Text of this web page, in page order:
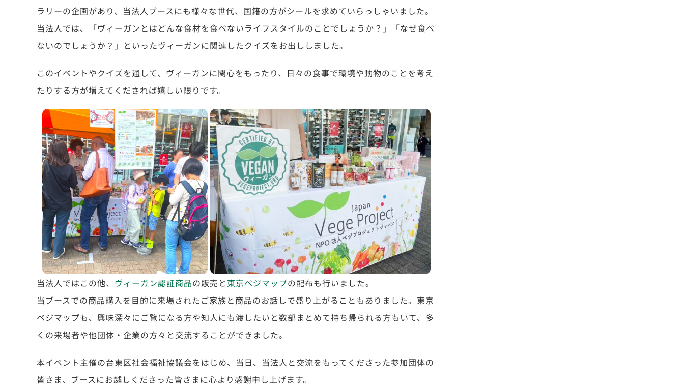
ラリーの企画があり、当法人ブースにも様々な世代、国籍の方がシールを求めていらっしゃいました。
当法人では、「ヴィーガンとはどんな食材を食べないライフスタイルのことでしょうか？」「なぜ食べ
ないのでしょうか？」といったヴィーガンに関連したクイズをお出ししました。
このイベントやクイズを通して、ヴィーガンに関心をもったり、日々の食事で環境や動物のことを考え
たりする方が増えてくだされば嬉しい限りです。
当法人ではこの他、 ヴィーガン認証商品の販売と東京ベジマップの配布も行いました。
当ブースでの商品購入を目的に来場されたご家族と商品のお話しで盛り上がることもありました。東京
ベジマップも、興味深々にご覧になる方や知人にも渡したいと数部まとめて持ち帰られる方もいて、多
くの来場者や他団体・企業の方々と交流することができました。
本イベント主催の台東区社会福祉協議会をはじめ、当日、当法人と交流をもってくださった参加団体の
皆さま、ブースにお越しくださった皆さまに心より感謝申し上げます。